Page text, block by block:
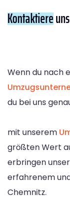
Kontaktiere
Wenn du nach
du bei uns
mit unserem
größten Wert
erbringen
erfahrenem
Chemnitz.